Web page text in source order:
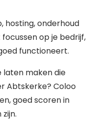
hosting, onderhoud
op je bedrijf,
functioneert.
laten maken die
Abtskerke? Coloo
goed scoren in